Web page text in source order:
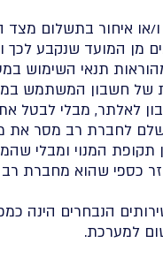
ו/או איחור בתשלום
ל-7 ימים מן המועד שנקבע לכך
תנאי השימוש
של חשבון המשתמש
לאלתר, מבלי לבטל
לחברת רב מסר את
תקופת המנוי ומבלי
כספי שהוא מחברת
הנבחרים הינה
למערכת.